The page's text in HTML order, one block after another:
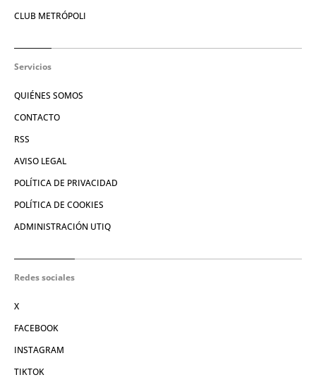
CLUB METRÓPOLI
Servicios
QUIÉNES SOMOS
CONTACTO
RSS
AVISO LEGAL
POLÍTICA DE PRIVACIDAD
POLÍTICA DE COOKIES
ADMINISTRACIÓN UTIQ
Redes sociales
X
FACEBOOK
INSTAGRAM
TIKTOK